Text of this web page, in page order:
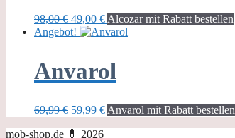
98,00€ Ursprünglicher
Preis
49,00 €Aktueller
Preis
Alcozar mit Rabatt bestellen
Angebot!
Anvarol
69,99€ Ursprünglicher
war:
59,99 €Aktueller
Anvarol mit Rabatt bestellen
mob-shop.de 💊 2026